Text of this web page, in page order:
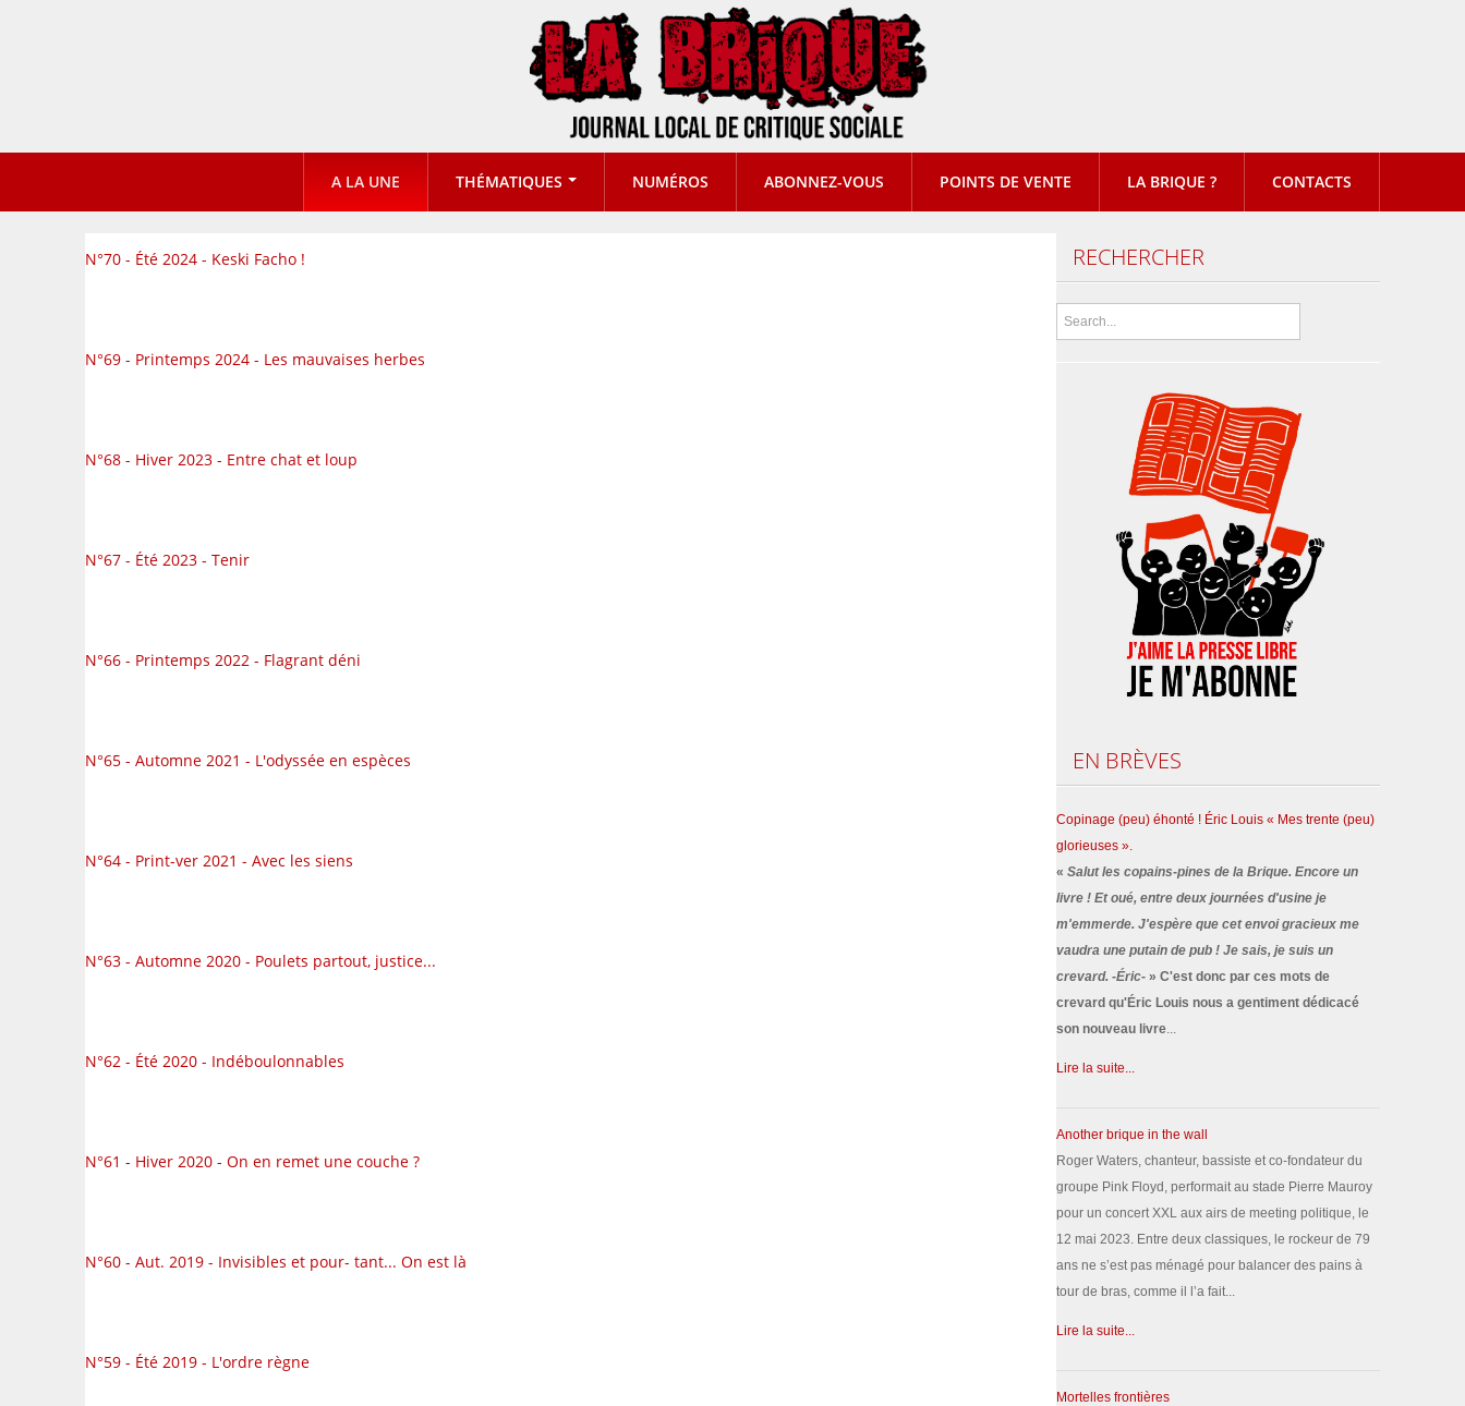
A LA UNE THÉMATIQUES NUMÉROS ABONNEZ-VOUS POINTS DE VENTE LA BRIQUE ? CONTACTS
N°70 - Été 2024 - Keski Facho !
N°69 - Printemps 2024 - Les mauvaises herbes
N°68 - Hiver 2023 - Entre chat et loup
N°67 - Été 2023 - Tenir
N°66 - Printemps 2022 - Flagrant déni
N°65 - Automne 2021 - L'odyssée en espèces
N°64 - Print-ver 2021 - Avec les siens
N°63 - Automne 2020 - Poulets partout, justice...
N°62 - Été 2020 - Indéboulonnables
N°61 - Hiver 2020 - On en remet une couche ?
N°60 - Aut. 2019 - Invisibles et pour- tant... On est là
N°59 - Été 2019 - L'ordre règne
RECHERCHER
EN BRÈVES
Copinage (peu) éhonté ! Éric Louis « Mes trente (peu)
glorieuses ».
« Salut les copains-pines de la Brique. Encore un
livre ! Et oué, entre deux journées d'usine je
m'emmerde. J'espère que cet envoi gracieux me
vaudra une putain de pub ! Je sais, je suis un
crevard. -Éric- » C'est donc par ces mots de
crevard qu'Éric Louis nous a gentiment dédicacé
son nouveau livre...
Lire la suite...
Another brique in the wall
Roger Waters, chanteur, bassiste et co-fondateur du
groupe Pink Floyd, performait au stade Pierre Mauroy
pour un concert XXL aux airs de meeting politique, le
12 mai 2023. Entre deux classiques, le rockeur de 79
ans ne s’est pas ménagé pour balancer des pains à
tour de bras, comme il l’a fait...
Lire la suite...
Mortelles frontières